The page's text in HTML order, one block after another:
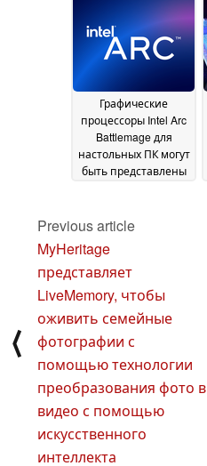
Графические
процессоры Intel Arc
Battlemage для
настольных ПК могут
быть представлены
⟨
Previous article
MyHeritage
представляет
LiveMemory, чтобы
оживить семейные
фотографии с
помощью технологии
преобразования фото в
видео с помощью
искусственного
интеллекта